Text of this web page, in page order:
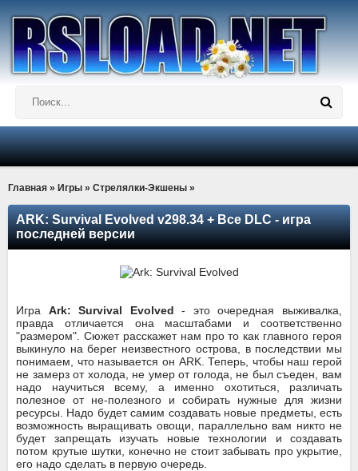
Главная » Игры » Стрелялки-Экшены »
ARK: Survival Evolved v298.34 + Все DLC - игра
последней версии
Игра Ark: Survival Evolved - это очередная выживалка,
правда отличается она масштабами и соответственно
"размером". Сюжет расскажет нам про то как главного героя
выкинуло на берег неизвестного острова, в последствии мы
понимаем, что называется он ARK. Теперь, чтобы наш герой
не замерз от холода, не умер от голода, не был съеден, вам
надо научиться всему, а именно охотиться, различать
полезное от не-полезного и собирать нужные для жизни
ресурсы. Надо будет самим создавать новые предметы, есть
возможность выращивать овощи, параллельно вам никто не
будет запрещать изучать новые технологии и создавать
потом крутые шутки, конечно не стоит забывать про укрытие,
его надо сделать в первую очередь.